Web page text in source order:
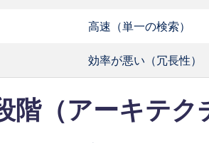
高速（単一の検索）
効率が悪い（冗長性）
（アーキテク